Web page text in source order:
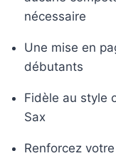
nécessaire
Une mise en
débutants
Fidèle au style
Sax
Renforcez